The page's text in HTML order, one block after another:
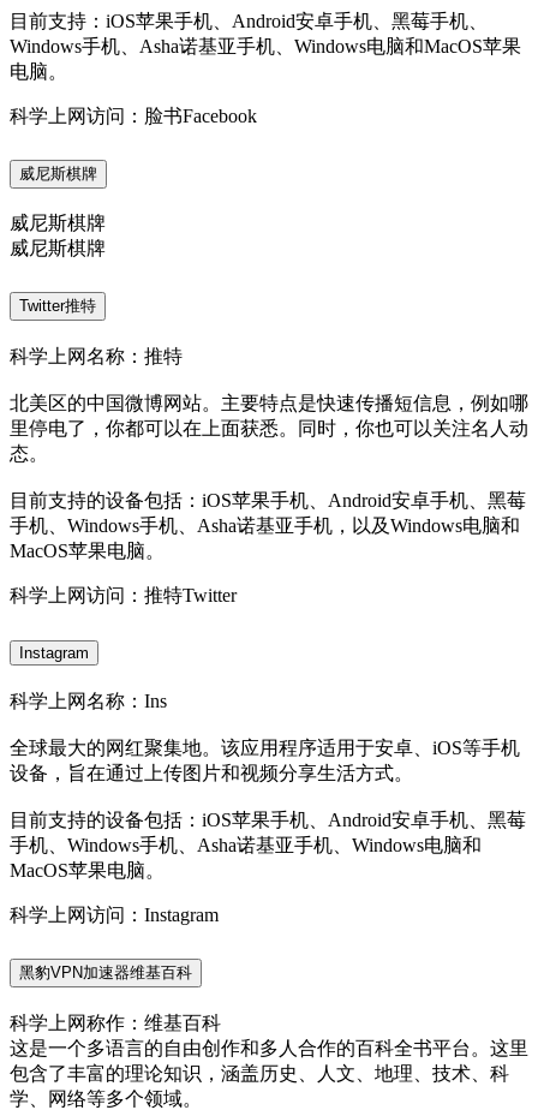
目前支持：iOS苹果手机、Android安卓手机、黑莓手机、
Windows手机、Asha诺基亚手机、Windows电脑和MacOS苹果
电脑。
科学上网访问：脸书Facebook
威尼斯棋牌
威尼斯棋牌
威尼斯棋牌
Twitter推特
科学上网名称：推特
北美区的中国微博网站。主要特点是快速传播短信息，例如哪
里停电了，你都可以在上面获悉。同时，你也可以关注名人动
态。
目前支持的设备包括：iOS苹果手机、Android安卓手机、黑莓
手机、Windows手机、Asha诺基亚手机，以及Windows电脑和
MacOS苹果电脑。
科学上网访问：推特Twitter
Instagram
科学上网名称：Ins
全球最大的网红聚集地。该应用程序适用于安卓、iOS等手机
设备，旨在通过上传图片和视频分享生活方式。
目前支持的设备包括：iOS苹果手机、Android安卓手机、黑莓
手机、Windows手机、Asha诺基亚手机、Windows电脑和
MacOS苹果电脑。
科学上网访问：Instagram
黑豹VPN加速器维基百科
科学上网称作：维基百科
这是一个多语言的自由创作和多人合作的百科全书平台。这里
包含了丰富的理论知识，涵盖历史、人文、地理、技术、科
学、网络等多个领域。